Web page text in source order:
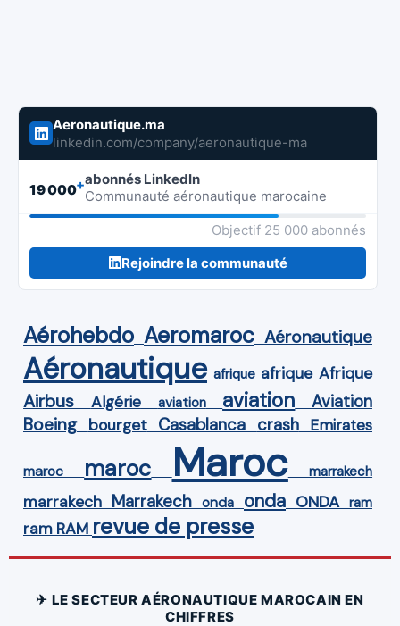
Aeronautique.ma
linkedin.com/company/aeronautique-ma
19 000+abonnés LinkedIn
Communauté aéronautique marocaine
Objectif 25 000 abonnés
Rejoindre la communauté
Aérohebdo Aeromaroc Aéronautique
Aéronautique afrique afrique Afrique
Airbus Algérie aviation aviation Aviation
Boeing bourget Casablanca crash Emirates
maroc maroc Maroc marrakech
marrakech Marrakech onda onda ONDA ram
ram RAM revue de presse
✈ LE SECTEUR AÉRONAUTIQUE MAROCAIN EN
CHIFFRES